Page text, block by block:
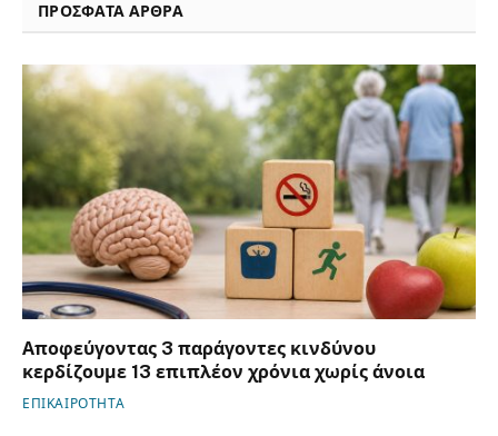
ΠΡΟΣΦΑΤΑ ΑΡΘΡΑ
Αποφεύγοντας 3 παράγοντες κινδύνου
κερδίζουμε 13 επιπλέον χρόνια χωρίς άνοια
ΕΠΙΚΑΙΡΟΤΗΤΑ